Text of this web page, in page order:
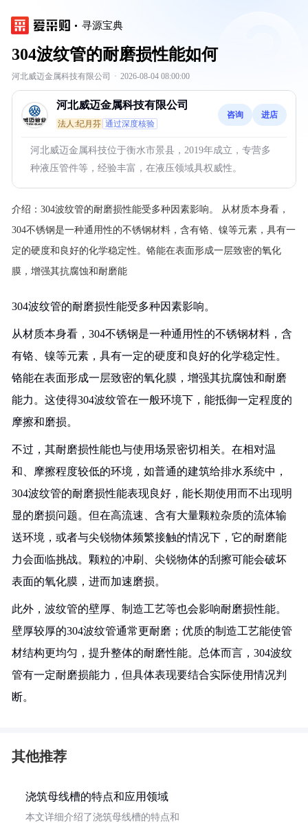
寻源宝典
304波纹管的耐磨损性能如何
河北威迈金属科技有限公司 · 2026-08-04 08:00:00
河北威迈金属科技有限公司
法人:纪月芬 通过深度核验
咨询 进店
河北威迈金属科技位于衡水市景县，2019年成立，专营多
种液压管件等，经验丰富，在液压领域具权威性。
介绍： 304波纹管的耐磨损性能受多种因素影响。
从材质本身看，
304不锈钢是一种通用性的不锈钢材料，含有铬、镍等元素，具有一
定的硬度和良好的化学稳定性。铬能在表面形成一层致密的氧化
膜，增强其抗腐蚀和耐磨能
304波纹管的耐磨损性能受多种因素影响。
从材质本身看，304不锈钢是一种通用性的不锈钢材料，含
有铬、镍等元素，具有一定的硬度和良好的化学稳定性。
铬能在表面形成一层致密的氧化膜，增强其抗腐蚀和耐磨
能力。这使得304波纹管在一般环境下，能抵御一定程度的
摩擦和磨损。
不过，其耐磨损性能也与使用场景密切相关。在相对温
和、摩擦程度较低的环境，如普通的建筑给排水系统中，
304波纹管的耐磨损性能表现良好，能长期使用而不出现明
显的磨损问题。但在高流速、含有大量颗粒杂质的流体输
送环境，或者与尖锐物体频繁接触的情况下，它的耐磨能
力会面临挑战。颗粒的冲刷、尖锐物体的刮擦可能会破坏
表面的氧化膜，进而加速磨损。
此外，波纹管的壁厚、制造工艺等也会影响耐磨损性能。
壁厚较厚的304波纹管通常更耐磨；优质的制造工艺能使管
材结构更均匀，提升整体的耐磨性能。总体而言，304波纹
管有一定耐磨损能力，但具体表现要结合实际使用情况判
断。
其他推荐
浇筑母线槽的特点和应用领域
本文详细介绍了浇筑母线槽的特点和